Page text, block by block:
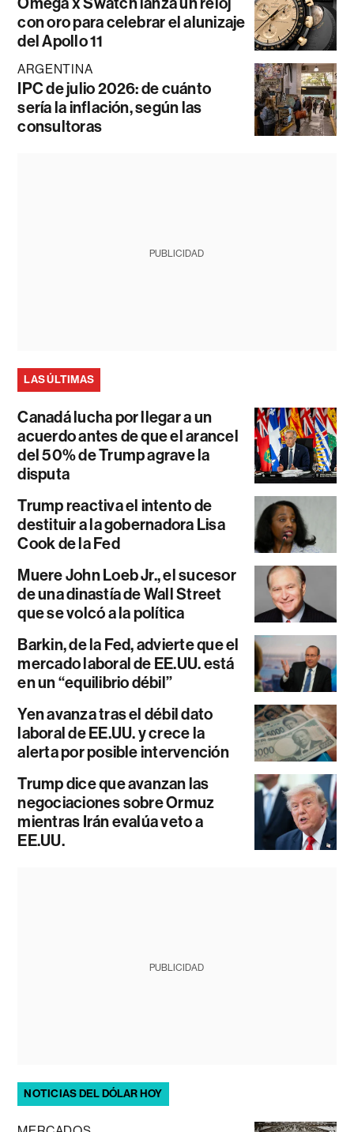
con oro para celebrar el alunizaje
del Apollo 11
ARGENTINA
IPC de julio 2026: de cuánto
sería la inflación, según las
consultoras
PUBLICIDAD
LAS ÚLTIMAS
Canadá lucha por llegar a un
acuerdo antes de que el arancel
del 50% de Trump agrave la
disputa
Trump reactiva el intento de
destituir a la gobernadora Lisa
Cook de la Fed
Muere John Loeb Jr., el sucesor
de una dinastía de Wall Street
que se volcó a la política
Barkin, de la Fed, advierte que el
mercado laboral de EE.UU. está
en un “equilibrio débil”
Yen avanza tras el débil dato
laboral de EE.UU. y crece la
alerta por posible intervención
Trump dice que avanzan las
negociaciones sobre Ormuz
mientras Irán evalúa veto a
EE.UU.
PUBLICIDAD
NOTICIAS DEL DÓLAR HOY